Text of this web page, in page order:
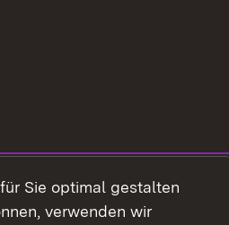
Sie optimal gestalten
verwenden wir